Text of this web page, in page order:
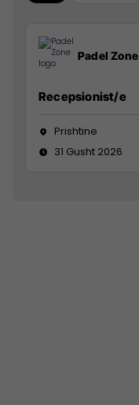
Padel Zone
Recepsionist/e
Prishtine
31 Gusht 2026